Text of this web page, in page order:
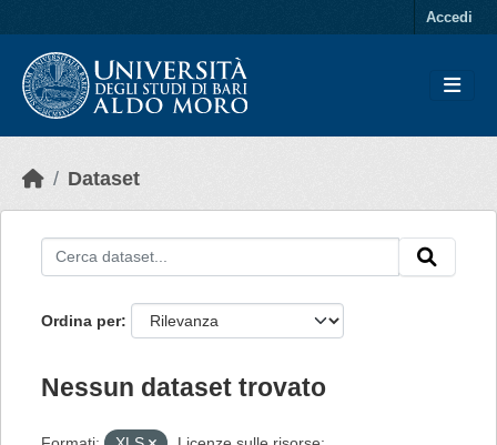
Accedi
Dataset
Ordina per
Nessun dataset trovato